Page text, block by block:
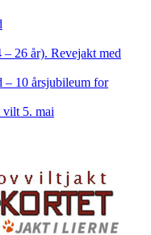
26 år). Revejakt med
– 10 årsjubileum for
5. mai